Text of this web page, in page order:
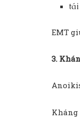
tái
EMT
3.
Kháng